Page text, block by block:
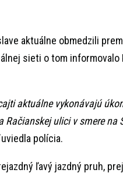
aktuálne obmedzili
sieti o tom
aktuálne vykonávajú
Račianskej ulici v smere na
polícia.
ľavý jazdný pruh,